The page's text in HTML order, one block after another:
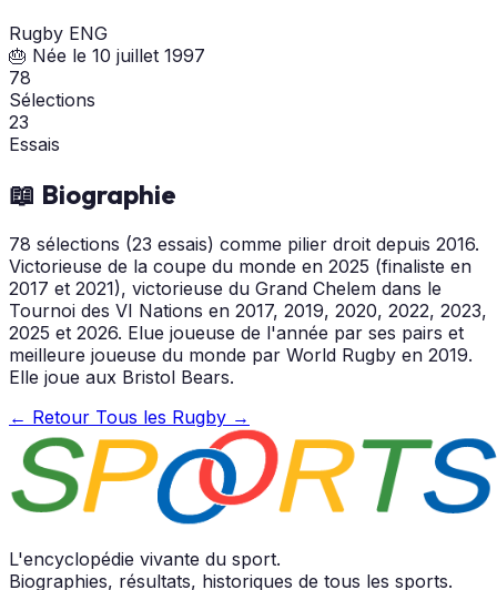
Rugby ENG
🎂 Née le 10 juillet 1997
78
Sélections
23
Essais
📖 Biographie
78 sélections (23 essais) comme pilier droit depuis 2016.
Victorieuse de la coupe du monde en 2025 (finaliste en
2017 et 2021), victorieuse du Grand Chelem dans le
Tournoi des VI Nations en 2017, 2019, 2020, 2022, 2023,
2025 et 2026. Elue joueuse de l'année par ses pairs et
meilleure joueuse du monde par World Rugby en 2019.
Elle joue aux Bristol Bears.
← Retour Tous les Rugby →
L'encyclopédie vivante du sport.
Biographies, résultats, historiques de tous les sports.